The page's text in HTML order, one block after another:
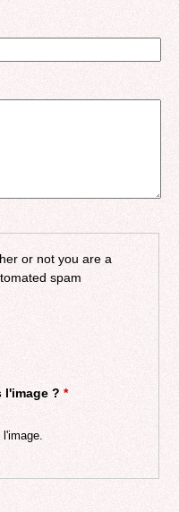
or not you are a
spam
l'image ? *